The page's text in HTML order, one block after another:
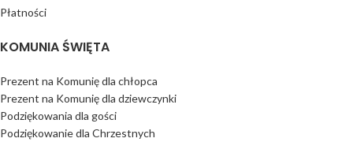
Płatności
KOMUNIA ŚWIĘTA
Prezent na Komunię dla chłopca
Prezent na Komunię dla dziewczynki
Podziękowania dla gości
Podziękowanie dla Chrzestnych